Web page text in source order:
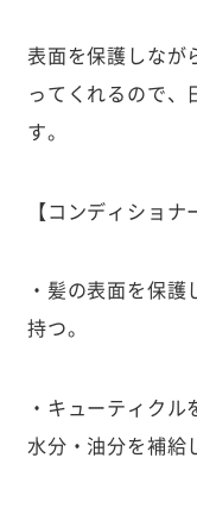
表面を保護しなが
ってくれるので、
す。
【コンディショナ
・髪の表面を保
持つ。
・キューティク
水分・油分を補給